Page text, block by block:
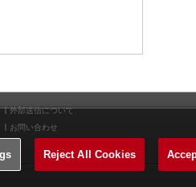
外部送信について
お問い合わせ
Reject All Cookies